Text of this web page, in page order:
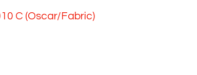
C (Oscar/Fabric)